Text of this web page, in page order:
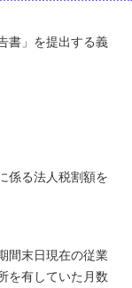
書」を提出する義
係る法人税割額を
間末日現在の従業
を有していた月数